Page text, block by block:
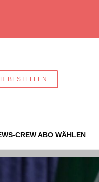
BESTELLEN
CREW ABO WÄHLEN